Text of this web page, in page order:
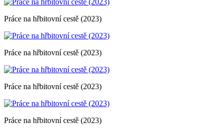
Práce na hřbitovní cestě (2023)
Práce na hřbitovní cestě (2023)
Práce na hřbitovní cestě (2023)
Práce na hřbitovní cestě (2023)